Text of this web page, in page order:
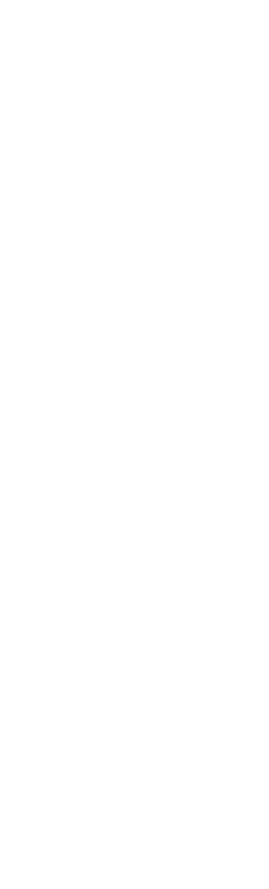
りました。 発送も早く、
うで安心いたしまし
います。